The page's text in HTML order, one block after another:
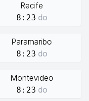
Recife
8:23 do
Paramaribo
8:23 do
Montevideo
8:23 do